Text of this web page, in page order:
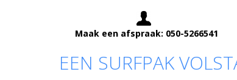
Maak een afspraak: 050-5266541
EEN SURFPAK